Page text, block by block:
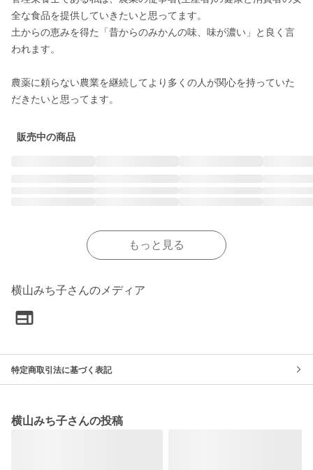
全な食品を提供していきたいと思ってます。
土からの恵みを得た「昔からのみかんの味、味が濃い」と良く言
われます。
農薬に頼らない農業を継続してより多くの人が関心を持っていた
だきたいと思ってます。
販売中の商品
もっと見る
横山みち子さんのメディア
特定商取引法に基づく表記
横山みち子さんの投稿